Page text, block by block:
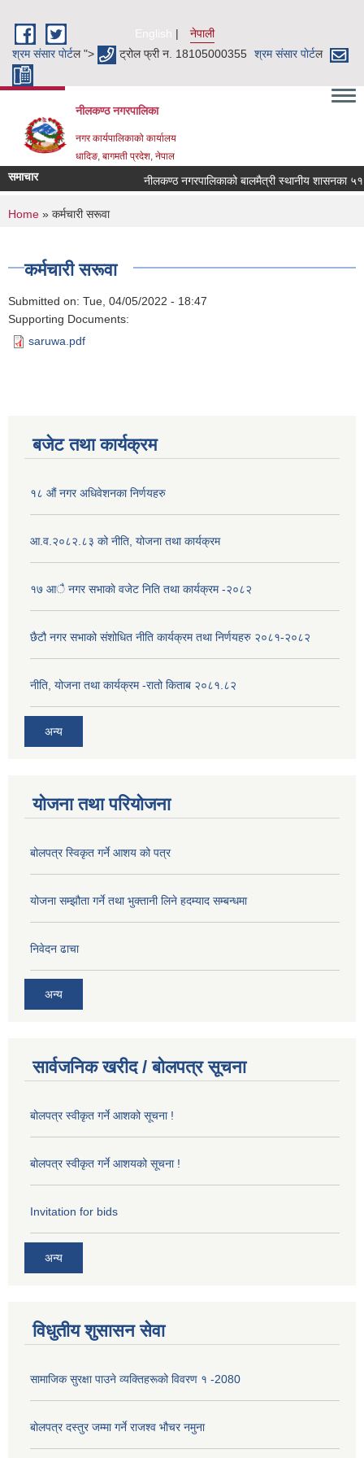
English
नेपाली
श्रम संसार पाेर्टल "> ट्रोल फ्री न. 18105000355 श्रम संसार पाेर्टल
नीलकण्ठ नगरपालिका
नगर कार्यपालिकाको कार्यालय
धादिङ, बागमती प्रदेश, नेपाल
समाचार नीलकण्ठ नगरपालिकाको बालमैत्री स्थानीय शासनका ५१
You are here
Home » कर्मचारी सरूवा
कर्मचारी सरूवा
Submitted on: Tue, 04/05/2022 - 18:47
Supporting Documents:
saruwa.pdf
बजेट तथा कार्यक्रम
१८ औं नगर अधिवेशनका निर्णयहरु
आ.व.२०८२.८३ को नीति, योजना तथा कार्यक्रम
१७ आै नगर सभाकाे वजेट निति तथा कार्यक्रम -२०८२
छैटौ नगर सभाको संशोधित नीति कार्यक्रम तथा निर्णयहरु २०८१-२०८२
नीति, योजना तथा कार्यक्रम -रातो किताब २०८१.८२
अन्य
योजना तथा परियोजना
बोलपत्र स्विकृत गर्ने आशय को पत्र
योजना सम्झौता गर्ने तथा भुक्तानी लिने हदम्याद सम्बन्धमा
निवेदन ढाचा
अन्य
सार्वजनिक खरीद / बोलपत्र सूचना
बोलपत्र स्वीकृत गर्ने आशको सूचना !
बोलपत्र स्वीकृत गर्ने आशयको सूचना !
Invitation for bids
अन्य
विधुतीय शुसासन सेवा
सामाजिक सुरक्षा पाउने व्यक्तिहरूको विवरण १ -2080
बोलपत्र दस्तुर जम्मा गर्ने राजश्व भौचर नमुना